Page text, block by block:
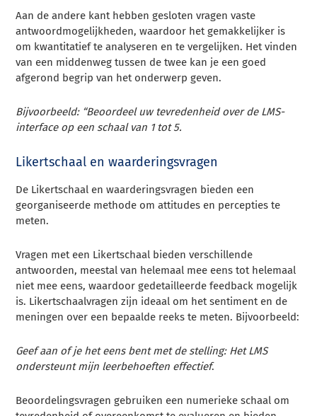
Aan de andere kant hebben gesloten vragen vaste
antwoordmogelijkheden, waardoor het gemakkelijker is
om kwantitatief te analyseren en te vergelijken. Het vinden
van een middenweg tussen de twee kan je een goed
afgerond begrip van het onderwerp geven.
Bijvoorbeeld: “Beoordeel uw tevredenheid over de LMS-
interface op een schaal van 1 tot 5.
Likertschaal en waarderingsvragen
De Likertschaal en waarderingsvragen bieden een
georganiseerde methode om attitudes en percepties te
meten.
Vragen met een Likertschaal bieden verschillende
antwoorden, meestal van helemaal mee eens tot helemaal
niet mee eens, waardoor gedetailleerde feedback mogelijk
is. Likertschaalvragen zijn ideaal om het sentiment en de
meningen over een bepaalde reeks te meten. Bijvoorbeeld:
Geef aan of je het eens bent met de stelling: Het LMS
ondersteunt mijn leerbehoeften effectief.
Beoordelingsvragen gebruiken een numerieke schaal om